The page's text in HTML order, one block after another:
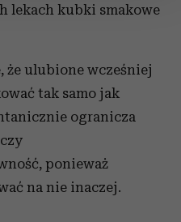
spersonalizowania treści
Informacje o tym, jak
partnerom
i analitycznym.
z innymi danymi
podczas
lekach kubki smakowe
ulubione wcześniej
tak samo jak
ogranicza
ponieważ
na nie inaczej.